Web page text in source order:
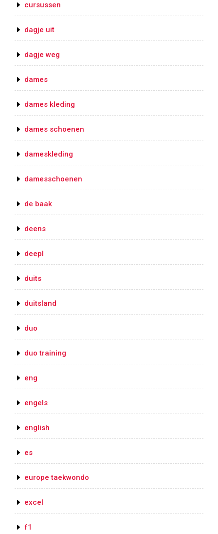
cursussen
dagje uit
dagje weg
dames
dames kleding
dames schoenen
dameskleding
damesschoenen
de baak
deens
deepl
duits
duitsland
duo
duo training
eng
engels
english
es
europe taekwondo
excel
f1